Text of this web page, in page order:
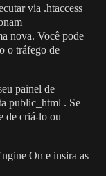
via .htaccess
nova. Você pode
o tráfego de
painel de
public_html . Se
de criá-lo ou
On e insira as